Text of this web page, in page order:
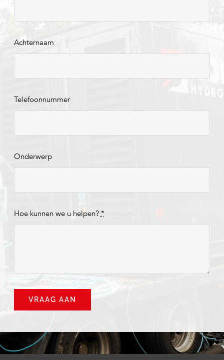
Achternaam
Telefoonnummer
Onderwerp
Hoe kunnen we u helpen? *
VRAAG AAN